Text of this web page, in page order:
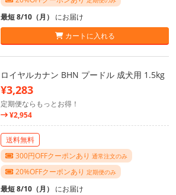
最短 8/10（月） にお届け
カートに入れる
ロイヤルカナン BHN プードル 成犬用 1.5kg
¥3,283
定期便ならもっとお得！
¥2,954
送料無料
300円OFFクーポンあり 通常注文のみ
20%OFFクーポンあり 定期便のみ
最短 8/10（月） にお届け